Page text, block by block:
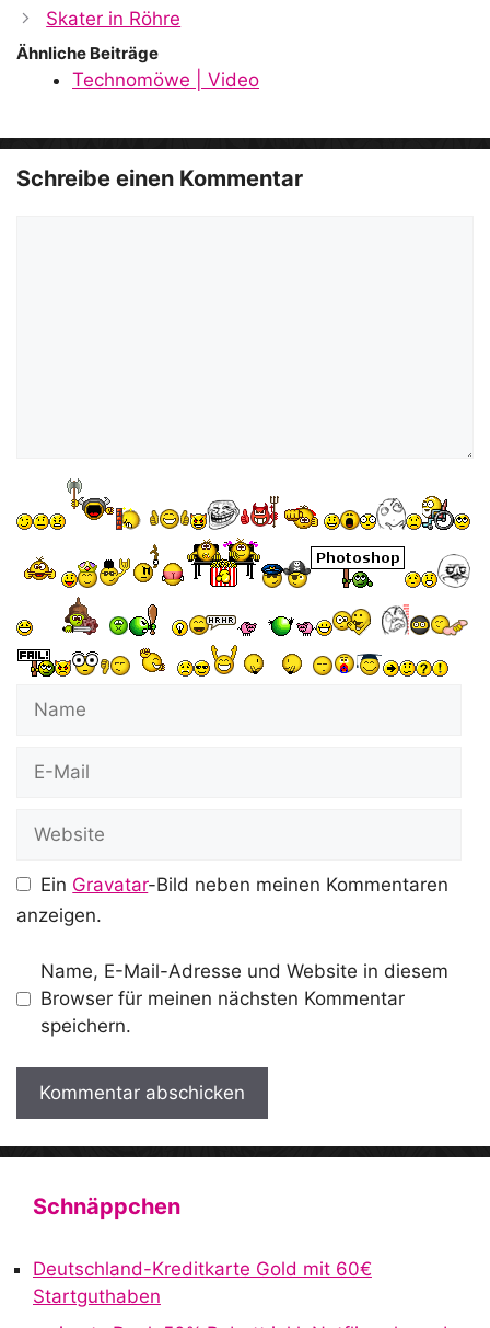
Skater in Röhre
Ähnliche Beiträge
Technomöwe | Video
Schreibe einen Kommentar
Name
Website
Ein Gravatar-Bild neben meinen Kommentaren
anzeigen.
Name, E-Mail-Adresse und Website in diesem
Browser für meinen nächsten Kommentar
speichern.
A
n
Schnäppchen
Deutschland-Kreditkarte Gold mit 60€
Startguthaben